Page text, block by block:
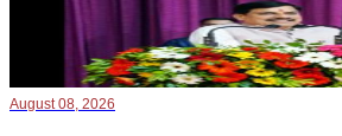
August 08, 2026